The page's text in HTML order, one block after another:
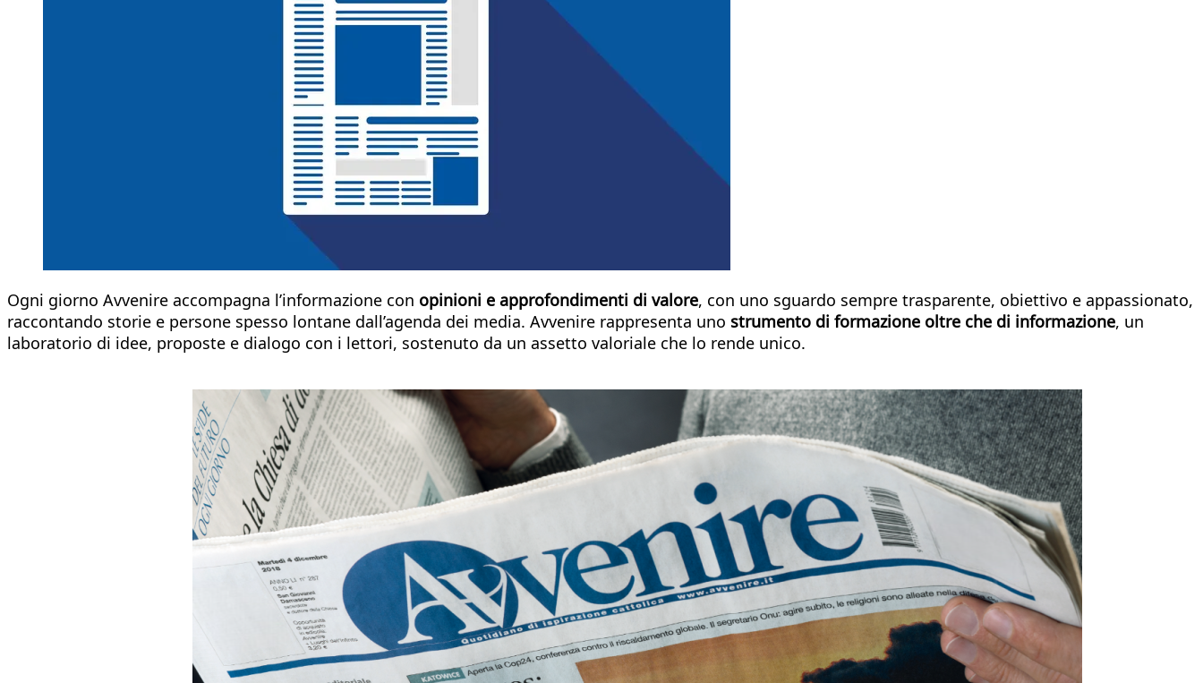
Ogni giorno Avvenire accompagna l’informazione con opinioni e approfondimenti di valore, con uno sguardo sempre trasparente, obiettivo e appassionato,
raccontando storie e persone spesso lontane dall’agenda dei media. Avvenire rappresenta uno strumento di formazione oltre che di informazione, un
laboratorio di idee, proposte e dialogo con i lettori, sostenuto da un assetto valoriale che lo rende unico.